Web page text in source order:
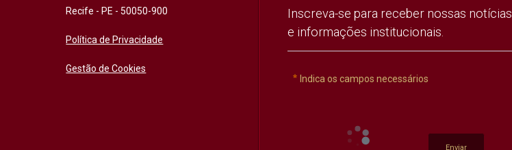
Recife - PE - 50050-900
Política de Privacidade
Gestão de Cookies
Inscreva-se para receber nossas notícias
e informações institucionais.
Indica os campos necessários
Enviar